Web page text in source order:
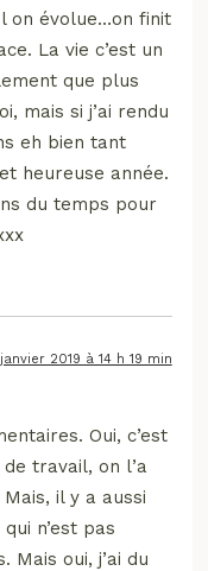
on évolue…on finit
La vie c’est un
que plus
mais si j’ai rendu
eh bien tant
heureuse année.
du temps pour
2019 à 14 h 19 min
Oui, c’est
travail, on l’a
il y a aussi
n’est pas
oui, j’ai du